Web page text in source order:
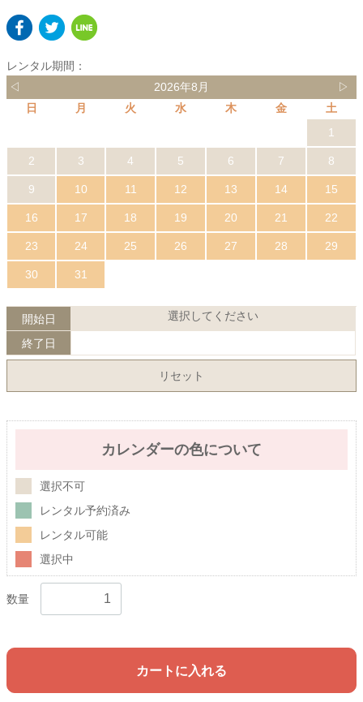
レンタル期間：
◁
2026年8月
▷
日
月 火 水 木 金
土
1
2 3 4 5 6 7 8
9 10 11 12 13 14 15
16 17 18 19 20 21 22
23 24 25 26 27 28 29
30 31
開始日 選択してください
終了日
リセット
カレンダーの色について
選択不可
レンタル予約済み
レンタル可能
選択中
数量
カートに入れる